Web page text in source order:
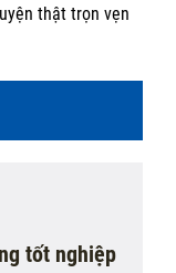
thật trọn vẹn
tốt nghiệp